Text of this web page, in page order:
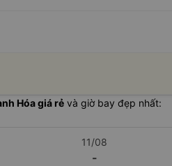
Hóa giá rẻ và giờ bay đẹp nhất:
11/08
-